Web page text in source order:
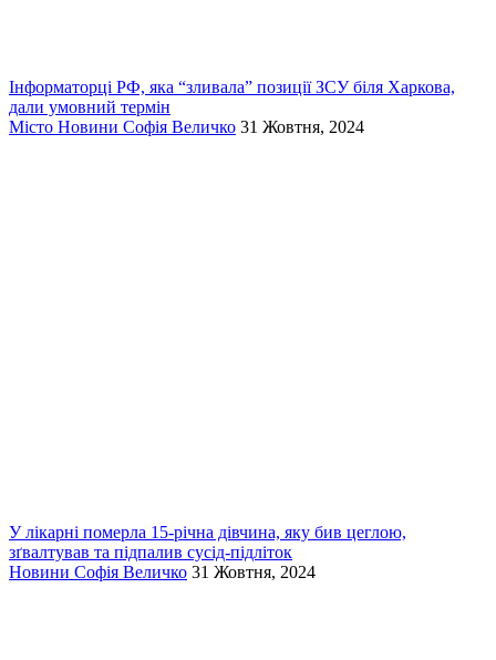
Інформаторці РФ, яка “зливала” позиції ЗСУ біля Харкова,
дали умовний термін
Місто Новини Софія Величко 31 Жовтня, 2024
У лікарні померла 15-річна дівчина, яку бив цеглою,
зґвалтував та підпалив сусід-підліток
Новини Софія Величко 31 Жовтня, 2024